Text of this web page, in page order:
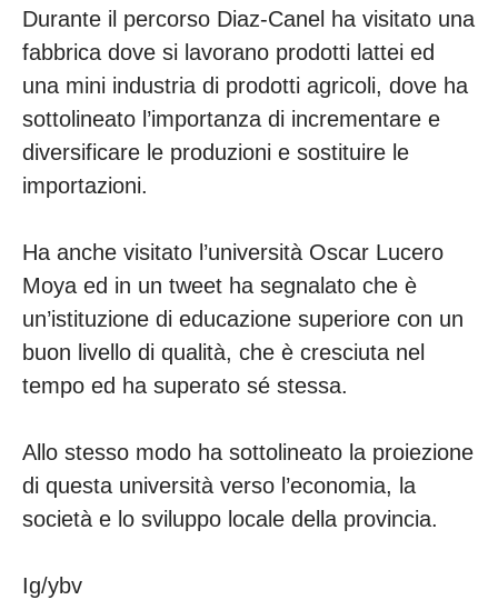
Durante il percorso Diaz-Canel ha visitato una
fabbrica dove si lavorano prodotti lattei ed
una mini industria di prodotti agricoli, dove ha
sottolineato l’importanza di incrementare e
diversificare le produzioni e sostituire le
importazioni.
Ha anche visitato l’università Oscar Lucero
Moya ed in un tweet ha segnalato che è
un’istituzione di educazione superiore con un
buon livello di qualità, che è cresciuta nel
tempo ed ha superato sé stessa.
Allo stesso modo ha sottolineato la proiezione
di questa università verso l’economia, la
società e lo sviluppo locale della provincia.
Ig/ybv